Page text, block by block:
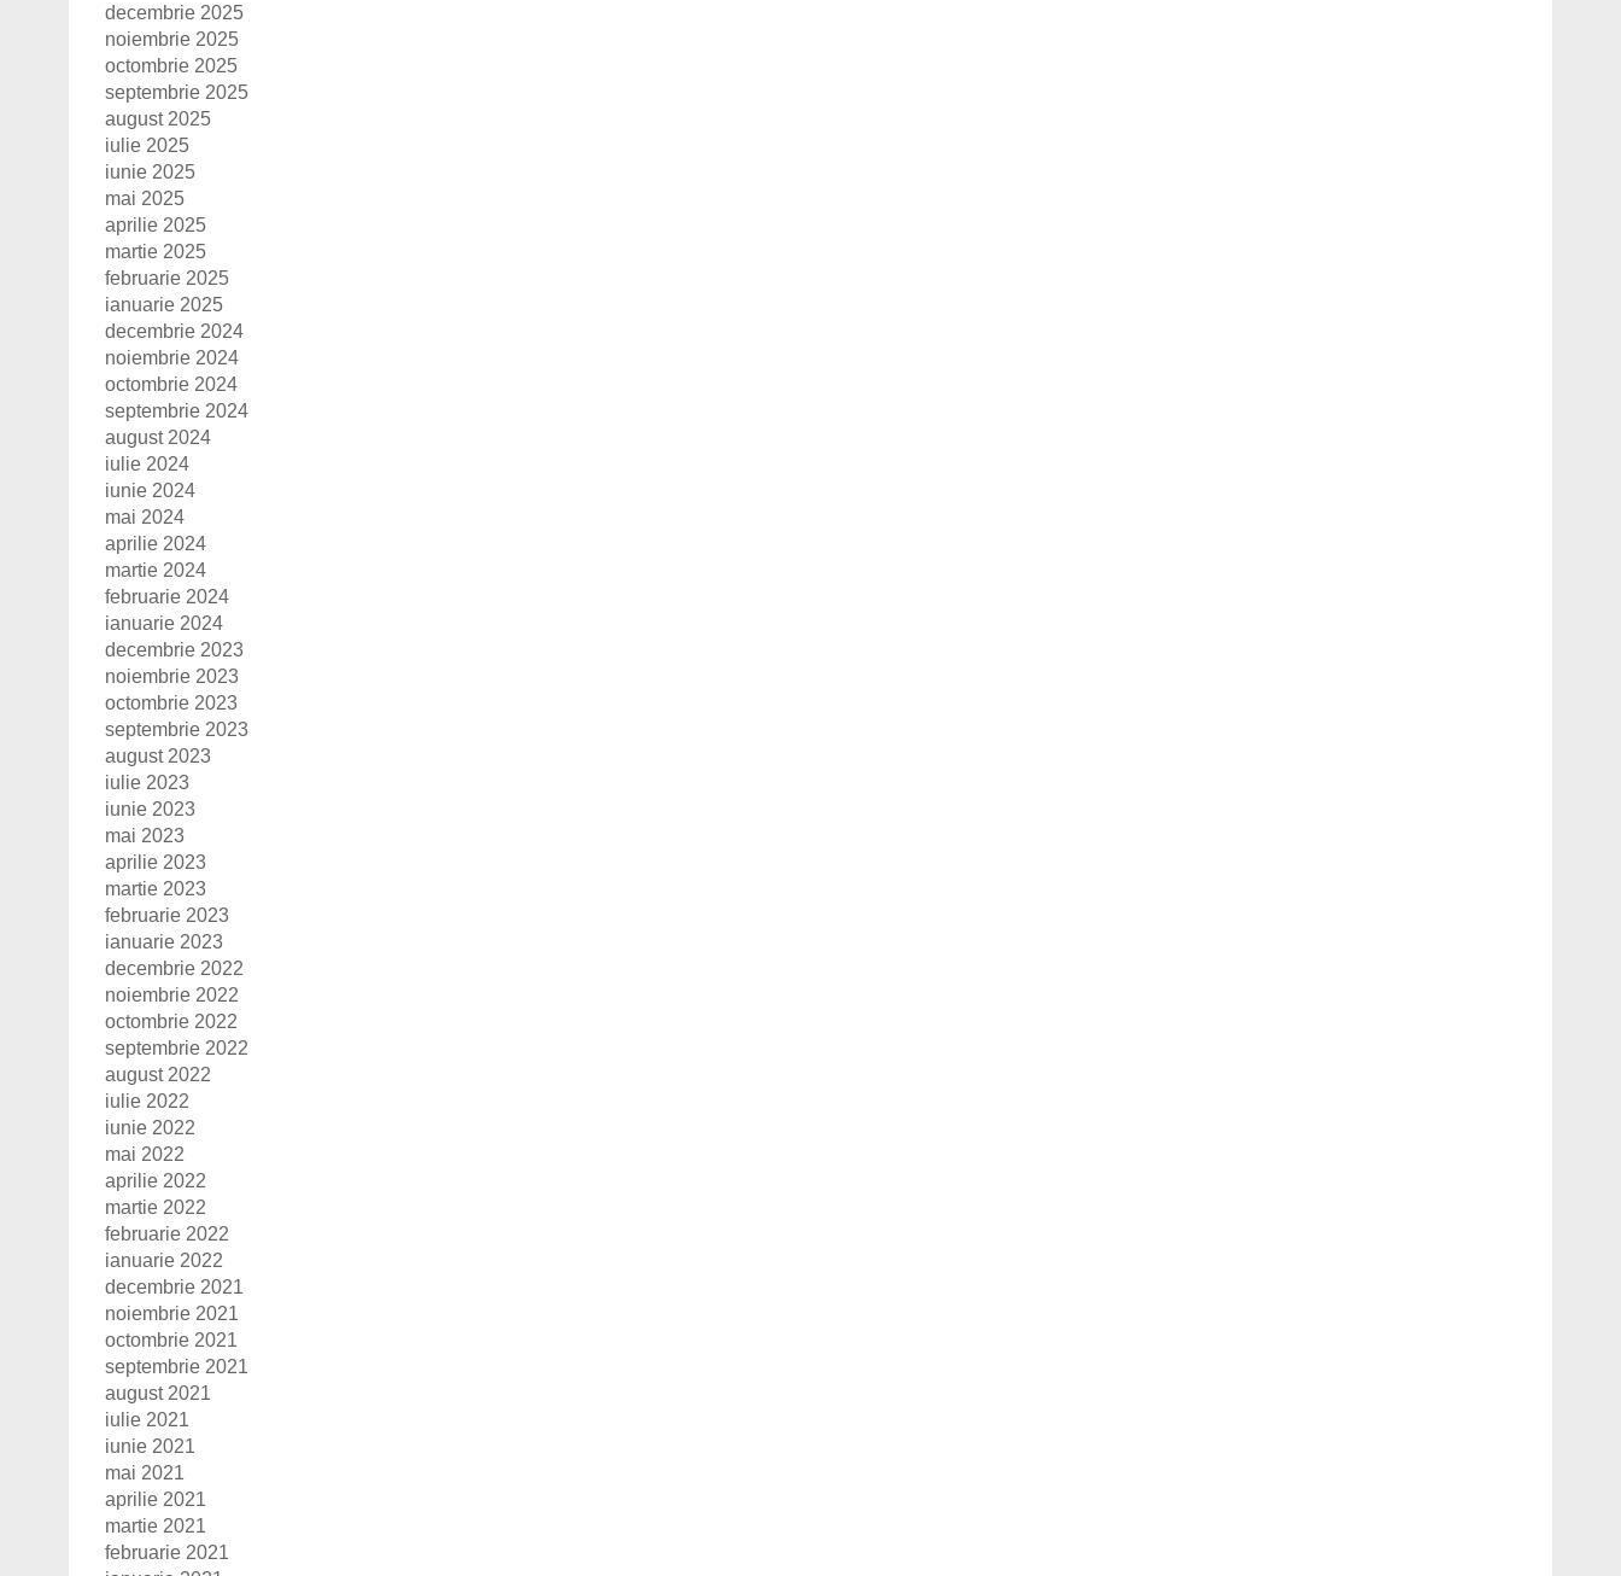
decembrie 2025
noiembrie 2025
octombrie 2025
septembrie 2025
august 2025
iulie 2025
iunie 2025
mai 2025
aprilie 2025
martie 2025
februarie 2025
ianuarie 2025
decembrie 2024
noiembrie 2024
octombrie 2024
septembrie 2024
august 2024
iulie 2024
iunie 2024
mai 2024
aprilie 2024
martie 2024
februarie 2024
ianuarie 2024
decembrie 2023
noiembrie 2023
octombrie 2023
septembrie 2023
august 2023
iulie 2023
iunie 2023
mai 2023
aprilie 2023
martie 2023
februarie 2023
ianuarie 2023
decembrie 2022
noiembrie 2022
octombrie 2022
septembrie 2022
august 2022
iulie 2022
iunie 2022
mai 2022
aprilie 2022
martie 2022
februarie 2022
ianuarie 2022
decembrie 2021
noiembrie 2021
octombrie 2021
septembrie 2021
august 2021
iulie 2021
iunie 2021
mai 2021
aprilie 2021
martie 2021
februarie 2021